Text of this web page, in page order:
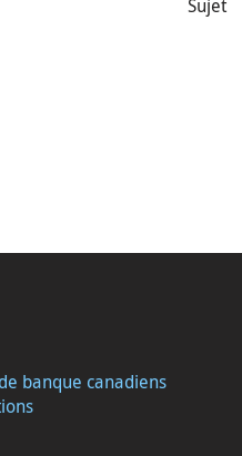
Sujet
banque canadiens